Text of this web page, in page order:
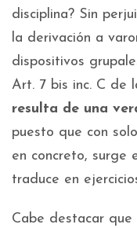
disciplina? Sin
la derivación a
dispositivos
Art. 7 bis inc. C de
resulta de una
puesto que con
en concreto, surge
traduce en
Cabe destacar que